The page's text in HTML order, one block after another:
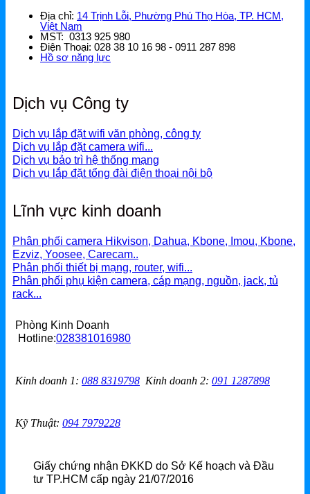
Địa chỉ: 14 Trịnh Lỗi, Phường Phú Thọ Hòa, TP. HCM,
Việt Nam
MST: 0313 925 980
Điện Thoại: 028 38 10 16 98 - 0911 287 898
Hồ sơ năng lực
Dịch vụ Công ty
Dịch vụ lắp đặt wifi văn phòng, công ty
Dịch vụ lắp đặt camera wifi...
Dịch vụ bảo trì hệ thống mạng
Dịch vụ lắp đặt tổng đài điện thoại nội bộ
Lĩnh vực kinh doanh
Phân phối camera Hikvison, Dahua, Kbone, Imou, Kbone,
Ezviz, Yoosee, Carecam..
Phân phối thiết bị mạng, router, wifi...
Phân phối phụ kiện camera, cáp mạng, nguồn, jack, tủ
rack...
Phòng Kinh Doanh
Hotline:028381016980
Kinh doanh 1: 088 8319798 Kinh doanh 2: 091 1287898
Kỹ Thuật: 094 7979228
Giấy chứng nhận ĐKKD do Sở Kế hoạch và Đầu
tư TP.HCM cấp ngày 21/07/2016